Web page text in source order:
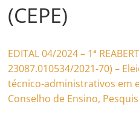
(CEPE)
EDITAL 04/2024 – 1ª
23087.010534/2021-70) –
técnico-administrativos em
Conselho de Ensino,